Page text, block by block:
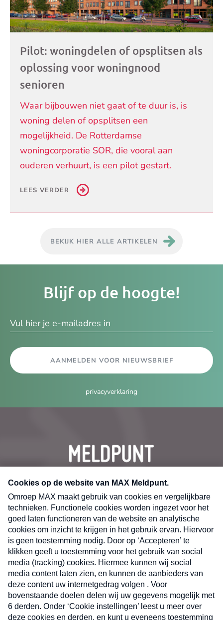
Pilot: woningdelen of opsplitsen als
oplossing voor woningnood
senioren
Waar bijbouwen niet gaat of te duur is, is
woning delen of opsplitsen een
mogelijkheid. De Rotterdamse
woningcorporatie SOR, die vooral aan
ouderen verhuurt, is een pilot gestart.
LEES VERDER
BEKIJK HIER ALLE ARTIKELEN
Blijf op de hoogte!
AANMELDEN VOOR NIEUWSBRIEF
privacyverklaring
CONTACT
Volg ons op
X
Nieuwsbrief